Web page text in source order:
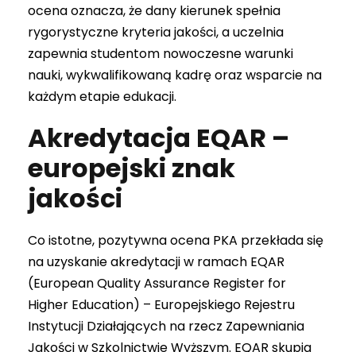
ocena oznacza, że dany kierunek spełnia
rygorystyczne kryteria jakości, a uczelnia
zapewnia studentom nowoczesne warunki
nauki, wykwalifikowaną kadrę oraz wsparcie na
każdym etapie edukacji.
Akredytacja EQAR –
europejski znak
jakości
Co istotne, pozytywna ocena PKA przekłada się
na uzyskanie akredytacji w ramach EQAR
(European Quality Assurance Register for
Higher Education) – Europejskiego Rejestru
Instytucji Działających na rzecz Zapewniania
Jakości w Szkolnictwie Wyższym. EQAR skupia